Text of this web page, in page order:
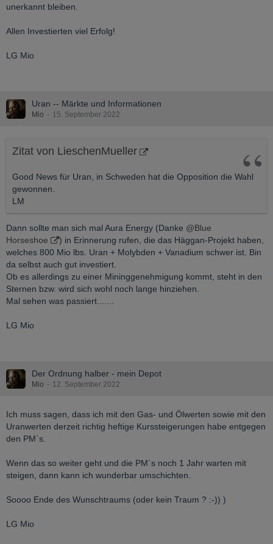
unerkannt bleiben.
Allen Investierten viel Erfolg!
LG Mio
Uran -- Märkte und Informationen
Mio 15. September 2022
Zitat von LieschenMueller
Good News für Uran, in Schweden hat die Opposition die Wahl
gewonnen.
LM
Dann sollte man sich mal Aura Energy (Danke @Blue
Horseshoe
) in Erinnerung rufen, die das Häggan-Projekt haben,
welches 800 Mio lbs. Uran + Molybden + Vanadium schwer ist. Bin
da selbst auch gut investiert.
Ob es allerdings zu einer Mininggenehmigung kommt, steht in den
Sternen bzw. wird sich wohl noch lange hinziehen.
Mal sehen was passiert.......
LG Mio
Der Ordnung halber - mein Depot
Mio 12. September 2022
Ich muss sagen, dass ich mit den Gas- und Ölwerten sowie mit den
Uranwerten derzeit richtig heftige Kurssteigerungen habe entgegen
den PM´s.
Wenn das so weiter geht und die PM´s noch 1 Jahr warten mit
steigen, dann kann ich wunderbar umschichten.
Soooo Ende des Wunschtraums (oder kein Traum ? :-)) )
LG Mio